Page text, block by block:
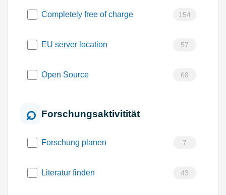
Completely free of charge 154
EU server location 57
Open Source 68
Forschungsaktivitität
Forschung planen 7
Literatur finden 43